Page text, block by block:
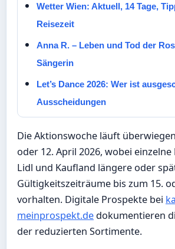
Wetter Wien: Aktuell, 14 Tage,
Reisezeit
Anna R. – Leben und Tod der
Sängerin
Let’s Dance 2026: Wer ist
Ausscheidungen
Die Aktionswoche läuft
oder 12. April 2026, wobei
Lidl und Kaufland längere oder
Gültigkeitszeiträume bis zum 15.
vorhalten. Digitale Prospekte bei
meinprospekt.de dokumentieren
der reduzierten Sortimente.